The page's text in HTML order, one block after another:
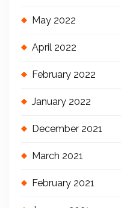
May 2022
April 2022
February 2022
January 2022
December 2021
March 2021
February 2021